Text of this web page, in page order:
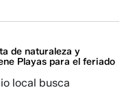
de naturaleza y
Playas para el feriado
local busca